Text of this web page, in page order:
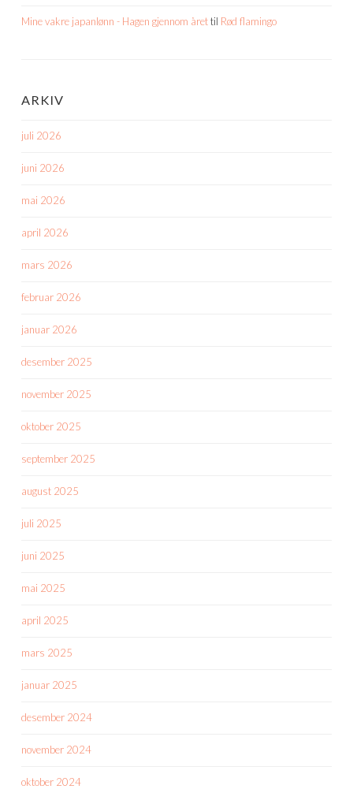
Mine vakre japanlønn - Hagen gjennom årettil Rød flamingo
ARKIV
juli 2026
juni 2026
mai 2026
april 2026
mars 2026
februar 2026
januar 2026
desember 2025
november 2025
oktober 2025
september 2025
august 2025
juli 2025
juni 2025
mai 2025
april 2025
mars 2025
januar 2025
desember 2024
november 2024
oktober 2024